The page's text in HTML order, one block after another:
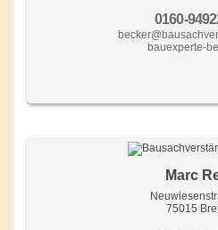
0160-
bauexperte-
Marc
75015